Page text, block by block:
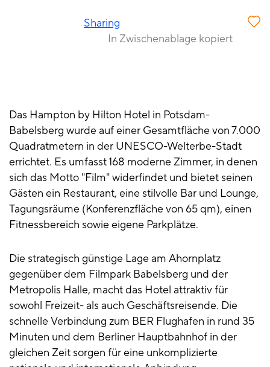
Sharing
In Zwischenablage kopiert
Das Hampton by Hilton Hotel in Potsdam-
Babelsberg wurde auf einer Gesamtfläche von 7.000
Quadratmetern in der UNESCO-Welterbe-Stadt
errichtet. Es umfasst 168 moderne Zimmer, in denen
sich das Motto "Film" widerfindet und bietet seinen
Gästen ein Restaurant, eine stilvolle Bar und Lounge,
Tagungsräume (Konferenzfläche von 65 qm), einen
Fitnessbereich sowie eigene Parkplätze.
Die strategisch günstige Lage am Ahornplatz
gegenüber dem Filmpark Babelsberg und der
Metropolis Halle, macht das Hotel attraktiv für
sowohl Freizeit- als auch Geschäftsreisende. Die
schnelle Verbindung zum BER Flughafen in rund 35
Minuten und dem Berliner Hauptbahnhof in der
gleichen Zeit sorgen für eine unkomplizierte